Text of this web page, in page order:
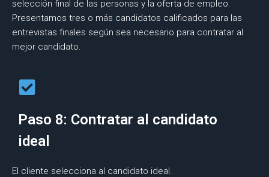
selección final de las personas y la oferta de empleo.
Presentamos tres o más candidatos calificados para las
entrevistas finales según sea necesario para contratar al
mejor candidato.
Paso 8: Contratar al candidato
ideal
El cliente selecciona al candidato ideal.